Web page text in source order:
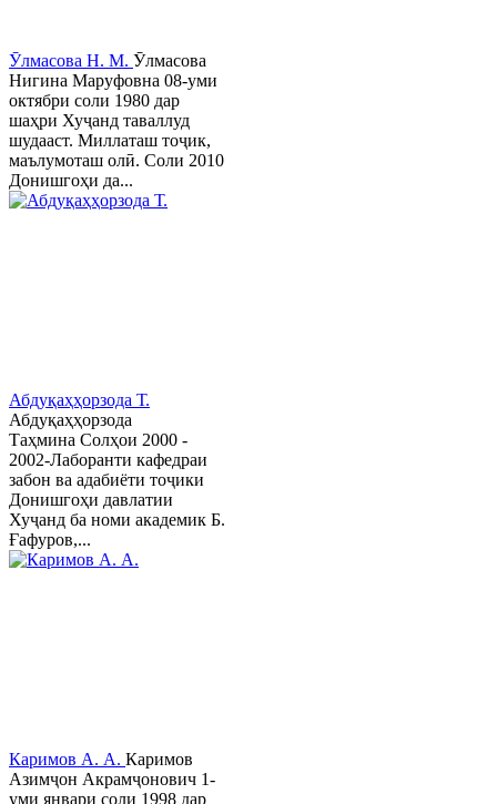
Ӯлмасова Н. М. Ӯлмасова
Нигина Маруфовна 08-уми
октябри соли 1980 дар
шаҳри Хуҷанд таваллуд
шудааст. Миллаташ тоҷик,
маълумоташ олӣ. Соли 2010
Донишгоҳи да...
Абдуқаҳҳорзода Т.
Абдуқаҳҳорзода
Таҳмина Солҳои 2000 -
2002-Лаборанти кафедраи
забон ва адабиёти тоҷики
Донишгоҳи давлатии
Хуҷанд ба номи академик Б.
Ғафуров,...
Каримов А. А. Каримов
Азимҷон Акрамҷонович 1-
уми январи соли 1998 дар